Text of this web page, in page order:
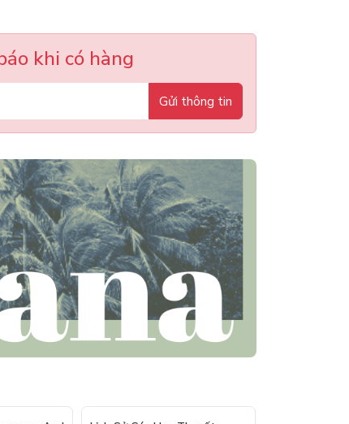
khi có hàng
Gửi thông tin
- 10%